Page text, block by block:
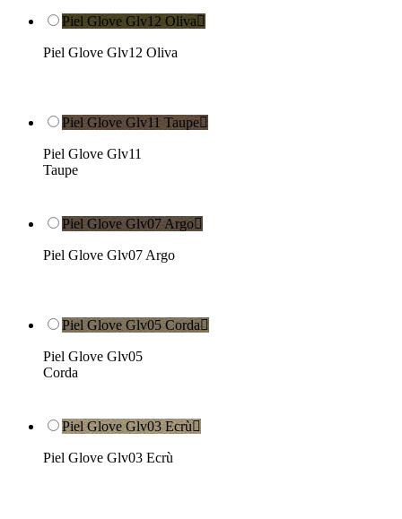
Piel Glove Glv12 Oliva
Piel Glove Glv12 Oliva
Piel Glove Glv11 Taupe
Piel Glove Glv11
Taupe
Piel Glove Glv07 Argo
Piel Glove Glv07 Argo
Piel Glove Glv05 Corda
Piel Glove Glv05
Corda
Piel Glove Glv03 Ecrù
Piel Glove Glv03 Ecrù